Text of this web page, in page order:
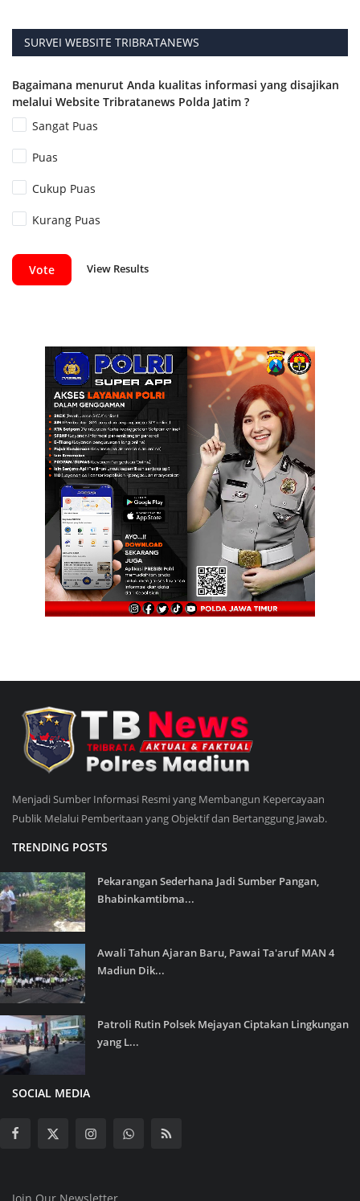
SURVEI WEBSITE TRIBRATANEWS
Bagaimana menurut Anda kualitas informasi yang disajikan
melalui Website Tribratanews Polda Jatim ?
Sangat Puas
Puas
Cukup Puas
Kurang Puas
Vote View Results
Menjadi Sumber Informasi Resmi yang Membangun Kepercayaan
Publik Melalui Pemberitaan yang Objektif dan Bertanggung Jawab.
TRENDING POSTS
Pekarangan Sederhana Jadi Sumber Pangan,
Bhabinkamtibma...
Awali Tahun Ajaran Baru, Pawai Ta'aruf MAN 4
Madiun Dik...
Patroli Rutin Polsek Mejayan Ciptakan Lingkungan
yang L...
SOCIAL MEDIA
Join Our Newsletter